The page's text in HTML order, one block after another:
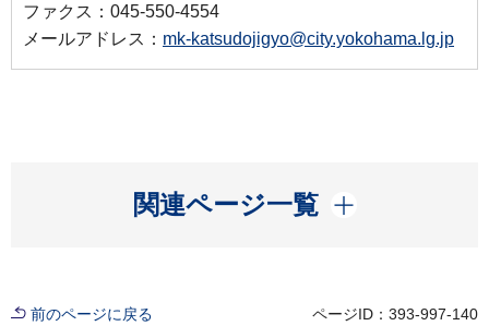
ファクス：045-550-4554
メールアドレス： mk-katsudojigyo@city.yokohama.lg.jp
関連ページ一覧
開く
前のページに戻る ページID：393-997-140